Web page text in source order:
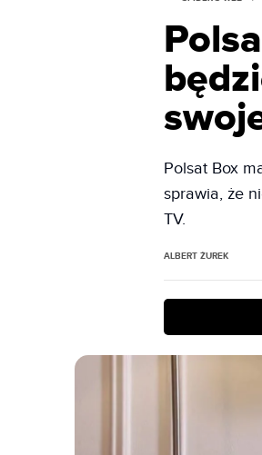
Polsat Box
sprawia, że
TV.
ALBERT ŻUREK